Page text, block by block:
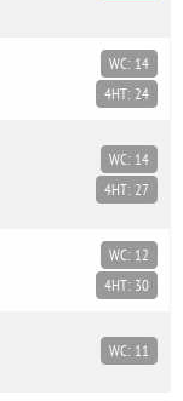
WC: 14
4HT: 24
WC: 14
4HT: 27
WC: 12
4HT: 30
WC: 11